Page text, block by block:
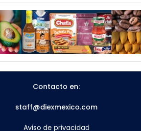
Contacto en:
staff@diexmexico.com
Aviso de privacidad